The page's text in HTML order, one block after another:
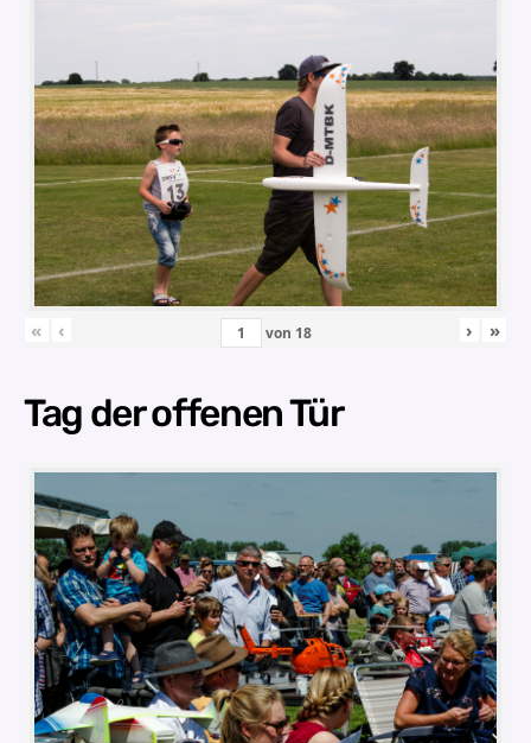
« ‹ von 18 › »
Tag der offenen Tür